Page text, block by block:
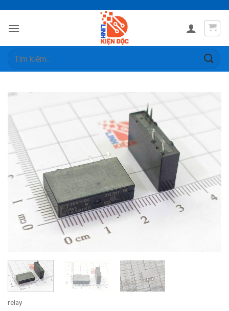
content
Tìm
kiếm:
relay